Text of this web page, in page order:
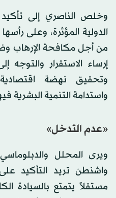
وخلص الناصري إلى
الدولية المؤثرة، وعلى
من أجل مكافحة الإرهاب
إرساء الاستقرار والتوجه
وتحقيق نهضة
واستدامة التنمية البشرية
«عدم التدخل»
ويرى المحلل
واشنطن تريد التأكيد
مستقلاً يتمتع بالسيادة